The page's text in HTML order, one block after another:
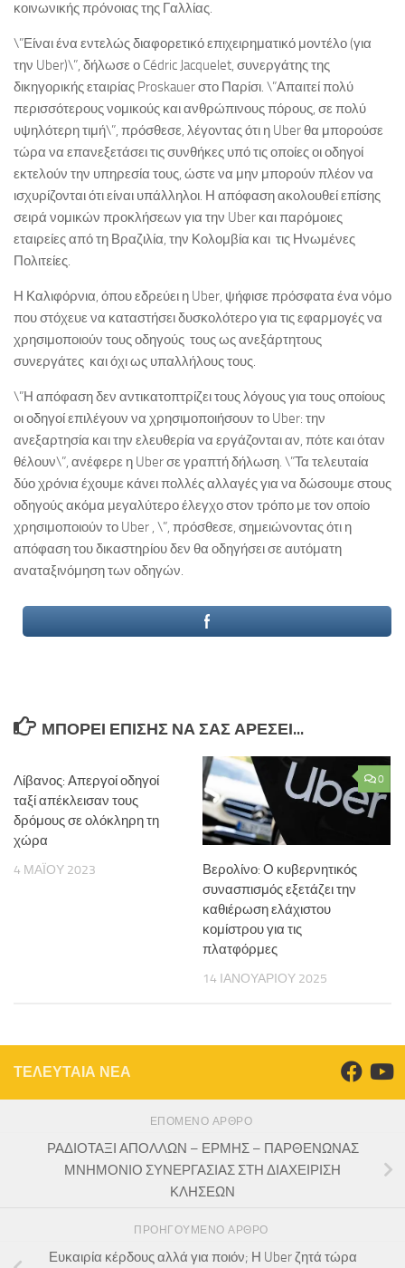
κοινωνικής πρόνοιας της Γαλλίας.
\”Είναι ένα εντελώς διαφορετικό επιχειρηματικό μοντέλο (για
την Uber)\”, δήλωσε ο Cédric Jacquelet, συνεργάτης της
δικηγορικής εταιρίας Proskauer στο Παρίσι. \”Απαιτεί πολύ
περισσότερους νομικούς και ανθρώπινους πόρους, σε πολύ
υψηλότερη τιμή\”, πρόσθεσε, λέγοντας ότι η Uber θα μπορούσε
τώρα να επανεξετάσει τις συνθήκες υπό τις οποίες οι οδηγοί
εκτελούν την υπηρεσία τους, ώστε να μην μπορούν πλέον να
ισχυρίζονται ότι είναι υπάλληλοι. Η απόφαση ακολουθεί επίσης
σειρά νομικών προκλήσεων για την Uber και παρόμοιες
εταιρείες από τη Βραζιλία, την Κολομβία και τις Ηνωμένες
Πολιτείες.
Η Καλιφόρνια, όπου εδρεύει η Uber, ψήφισε πρόσφατα ένα νόμο
που στόχευε να καταστήσει δυσκολότερο για τις εφαρμογές να
χρησιμοποιούν τους οδηγούς τους ως ανεξάρτητους
συνεργάτες και όχι ως υπαλλήλους τους.
\”Η απόφαση δεν αντικατοπτρίζει τους λόγους για τους οποίους
οι οδηγοί επιλέγουν να χρησιμοποιήσουν το Uber: την
ανεξαρτησία και την ελευθερία να εργάζονται αν, πότε και όταν
θέλουν\”, ανέφερε η Uber σε γραπτή δήλωση. \”Τα τελευταία
δύο χρόνια έχουμε κάνει πολλές αλλαγές για να δώσουμε στους
οδηγούς ακόμα μεγαλύτερο έλεγχο στον τρόπο με τον οποίο
χρησιμοποιούν το Uber , \”, πρόσθεσε, σημειώνοντας ότι η
απόφαση του δικαστηρίου δεν θα οδηγήσει σε αυτόματη
αναταξινόμηση των οδηγών.
ΜΠΟΡΕΊ ΕΠΊΣΗΣ ΝΑ ΣΑΣ ΑΡΈΣΕΙ...
Λίβανος: Απεργοί οδηγοί
ταξί απέκλεισαν τους
δρόμους σε ολόκληρη τη
χώρα
4 ΜΑΪ́ΟΥ 2023
0
Βερολίνο: Ο κυβερνητικός
συνασπισμός εξετάζει την
καθιέρωση ελάχιστου
κομίστρου για τις
πλατφόρμες
14 ΙΑΝΟΥΑΡΊΟΥ 2025
ΤΕΛΕΥΤΑΙΑ ΝΕΑ
ΕΠΌΜΕΝΟ ΆΡΘΡΟ
ΡΑΔΙΟΤΑΞΙ ΑΠΟΛΛΩΝ – ΕΡΜΗΣ – ΠΑΡΘΕΝΩΝΑΣ
ΜΝΗΜΟΝΙΟ ΣΥΝΕΡΓΑΣΙΑΣ ΣΤΗ ΔΙΑΧΕΙΡΙΣΗ
ΚΛΗΣΕΩΝ
ΠΡΟΗΓΟΎΜΕΝΟ ΆΡΘΡΟ
Ευκαιρία κέρδους αλλά για ποιόν; Η Uber ζητά τώρα